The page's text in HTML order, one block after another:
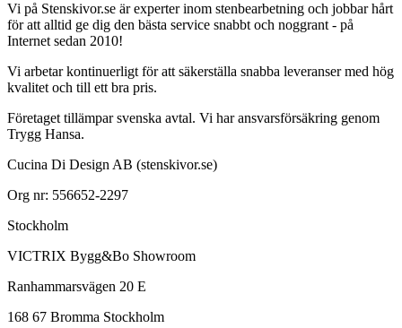
Vi på Stenskivor.se är experter inom stenbearbetning och jobbar hårt
för att alltid ge dig den bästa service snabbt och noggrant - på
Internet sedan 2010!
Vi arbetar kontinuerligt för att säkerställa snabba leveranser med hög
kvalitet och till ett bra pris.
Företaget tillämpar svenska avtal. Vi har ansvarsförsäkring genom
Trygg Hansa.
Cucina Di Design AB (stenskivor.se)
Org nr: 556652-2297
Stockholm
VICTRIX Bygg&Bo Showroom
Ranhammarsvägen 20 E
168 67 Bromma Stockholm